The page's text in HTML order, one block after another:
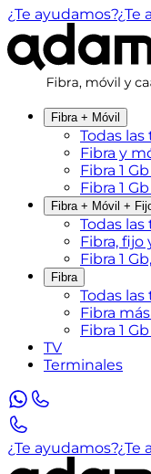
¿Te ayudamos?¿Te
Fibra + Móvil
Todas
Fibra y
Fibra 1
Fibra 1
Fibra + Móvil +
Todas
Fibra, fijo
Fibra 1
Fibra
Todas
Fibra
Fibra 1
TV
Terminales
¿Te ayudamos?¿Te